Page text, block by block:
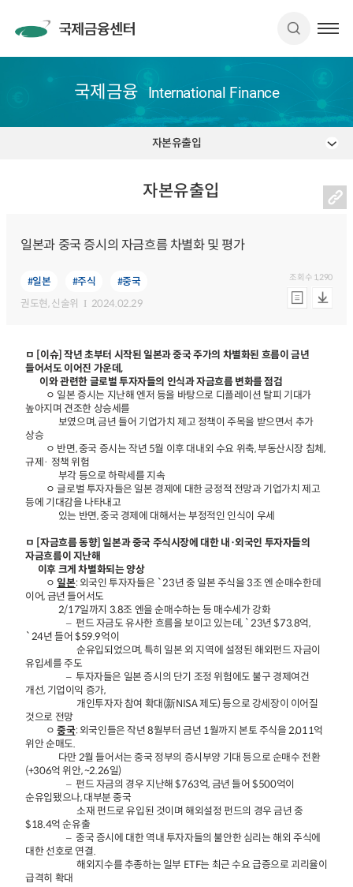
국제금융 International Finance
자본유출입
자본유출입
일본과 중국 증시의 자금흐름 차별화 및 평가
#일본 #주식
#중국
권도현, 신술위 2024.02.29
조회수 1,290
ㅁ [이슈] 작년 초부터 시작된 일본과 중국 주가의 차별화된 흐름이 금년
들어서도 이어진 가운데,
이와 관련한 글로벌 투자자들의 인식과 자금흐름 변화를 점검
ㅇ 일본 증시는 지난해 엔저 등을 바탕으로 디플레이션 탈피 기대가
높아지며 견조한 상승세를
보였으며, 금년 들어 기업가치 제고 정책이 주목을 받으면서 추가
상승
ㅇ 반면, 중국 증시는 작년 5월 이후 대내외 수요 위축, 부동산시장 침체,
규제· 정책 위험
부각 등으로 하락세를 지속
ㅇ 글로벌 투자자들은 일본 경제에 대한 긍정적 전망과 기업가치 제고
등에 기대감을 나타내고
있는 반면, 중국 경제에 대해서는 부정적인 인식이 우세
ㅁ [자금흐름 동향] 일본과 중국 주식시장에 대한 내·외국인 투자자들의
자금흐름이 지난해
이후 크게 차별화되는 양상
ㅇ일본: 외국인 투자자들은 `23년 중 일본 주식을 3조 엔 순매수한데
이어, 금년 들어서도
2/17일까지 3.8조 엔을 순매수하는 등 매수세가 강화
– 펀드 자금도 유사한 흐름을 보이고 있는데, `23년 $73.8억,
`24년 들어 $59.9억이
순유입되었으며, 특히 일본 외 지역에 설정된 해외펀드 자금이
유입세를 주도
– 투자자들은 일본 증시의 단기 조정 위험에도 불구 경제여건
개선, 기업이익 증가,
개인투자자 참여 확대(新NISA 제도) 등으로 강세장이 이어질
것으로 전망
ㅇ중국: 외국인들은 작년 8월부터 금년 1월까지 본토 주식을 2,011억
위안 순매도.
다만 2월 들어서는 중국 정부의 증시부양 기대 등으로 순매수 전환
(+306억 위안, ~2.26일)
– 펀드 자금의 경우 지난해 $763억, 금년 들어 $500억이
순유입됐으나, 대부분 중국
소재 펀드로 유입된 것이며 해외설정 펀드의 경우 금년 중
$18.4억 순유출
– 중국 증시에 대한 역내 투자자들의 불안한 심리는 해외 주식에
대한 선호로 연결.
해외지수를 추종하는 일부 ETF는 최근 수요 급증으로 괴리율이
급격히 확대